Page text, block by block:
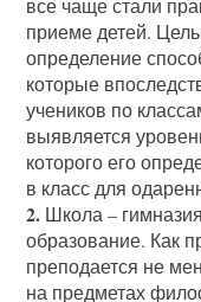
все чаще стали
приеме детей.
определение
которые
учеников по
выявляется
которого его
в класс для
2. Школа –
образование. Как
преподается не
на предметах